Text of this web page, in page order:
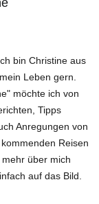
bin Christine aus
Leben gern.
möchte ich von
Tipps
Anregungen von
Reisen
über mich
auf das Bild.